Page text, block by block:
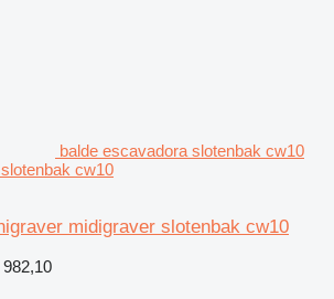
balde escavadora slotenbak cw10
cw10
midigraver slotenbak cw10